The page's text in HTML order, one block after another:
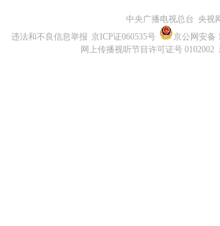
中央广播电视总台 央视
违法和不良信息举报 京ICP证060535号
京公网安备
网上传播视听节目许可证号 0102002